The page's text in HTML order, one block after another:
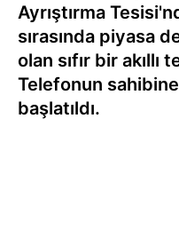
Ayrıştırma
sırasında piyasa
olan sıfır bir akıllı
Telefonun
başlatıldı.